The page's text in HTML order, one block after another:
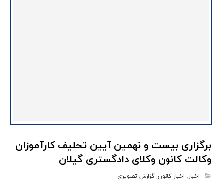
برگزاری بیست و نهمین آیین تحلیف کارآموزان
وکالت کانون وکلای دادگستری گیلان
اخبار, اخبار کانون,گزارش تصویری